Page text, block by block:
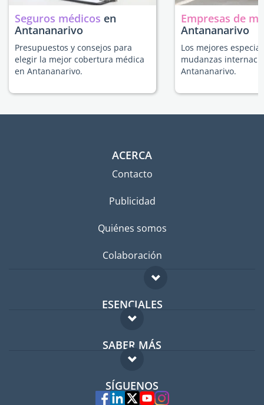
Seguros médicos en
Antananarivo
Presupuestos y consejos para
elegir la mejor cobertura médica
en Antananarivo.
Empresas de
Antananarivo
Los mejores
mudanzas
Antananarivo.
ACERCA
Contacto
Publicidad
Quiénes somos
Colaboración
ESENCIALES
Foro para expatriados
Guía para expatriados
Trabajos en el extranjero
SABER MÁS
FAQ
Expertos
SÍGUENOS